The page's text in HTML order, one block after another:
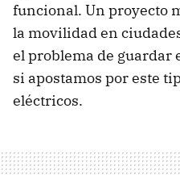
funcional. Un proyecto
la movilidad en
el problema de guardar
si apostamos por este
eléctricos.